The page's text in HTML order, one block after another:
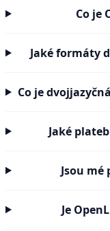
Co je
Jaké formáty
Co je
Jaké
Jsou mé
Je